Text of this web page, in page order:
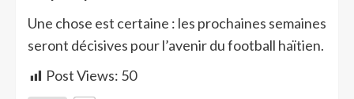
Une chose est certaine : les prochaines semaines
seront décisives pour l’avenir du football haïtien.
Post Views: 50